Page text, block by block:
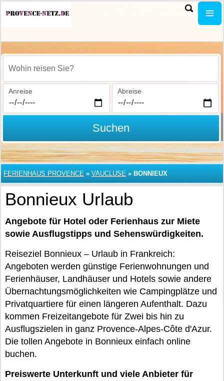
Wohin reisen Sie?
Anreise Abreise
Suchen
FERIENHAUS PROVENCE » VAUCLUSE » BONNIEUX
Bonnieux Urlaub
Angebote für Hotel oder Ferienhaus zur Miete
sowie Ausflugstipps und Sehenswürdigkeiten.
Reiseziel Bonnieux – Urlaub in Frankreich:
Angeboten werden günstige Ferienwohnungen und
Ferienhäuser, Landhäuser und Hotels sowie andere
Übernachtungsmöglichkeiten wie Campingplätze und
Privatquartiere für einen längeren Aufenthalt. Dazu
kommen Freizeitangebote für Zwei bis hin zu
Ausflugszielen in ganz Provence-Alpes-Côte d'Azur.
Die tollen Angebote in Bonnieux einfach online
buchen.
Preiswerte Unterkunft und viele Anbieter für